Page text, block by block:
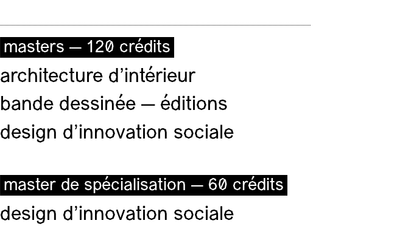
masters — 120 crédits
architecture d’intérieur
bande dessinée — éditions
design d'innovation sociale
master de spécialisation — 60 crédits
design d'innovation sociale